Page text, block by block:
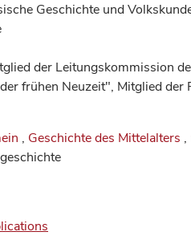
Geschichte und
der Leitungskommission
frühen Neuzeit", Mitglied
, Geschichte des Mittelalters ,